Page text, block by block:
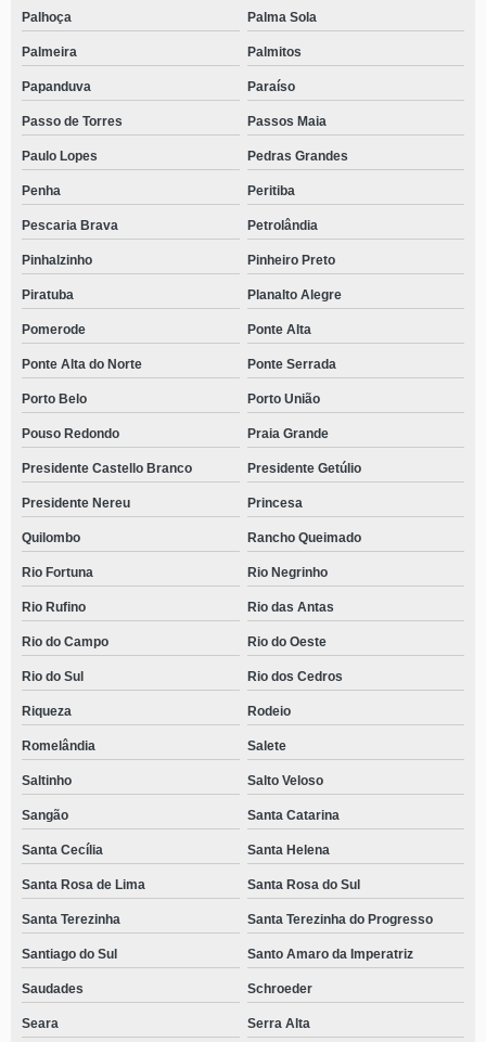
Palhoça Palma Sola
Palmeira Palmitos
Papanduva Paraíso
Passo de Torres Passos Maia
Paulo Lopes Pedras Grandes
Penha Peritiba
Pescaria Brava Petrolândia
Pinhalzinho Pinheiro Preto
Piratuba Planalto Alegre
Pomerode Ponte Alta
Ponte Alta do Norte Ponte Serrada
Porto Belo Porto União
Pouso Redondo Praia Grande
Presidente Castello Branco Presidente Getúlio
Presidente Nereu Princesa
Quilombo Rancho Queimado
Rio Fortuna Rio Negrinho
Rio Rufino Rio das Antas
Rio do Campo Rio do Oeste
Rio do Sul Rio dos Cedros
Riqueza Rodeio
Romelândia Salete
Saltinho Salto Veloso
Sangão Santa Catarina
Santa Cecília Santa Helena
Santa Rosa de Lima Santa Rosa do Sul
Santa Terezinha Santa Terezinha do Progresso
Santiago do Sul Santo Amaro da Imperatriz
Saudades Schroeder
Seara Serra Alta